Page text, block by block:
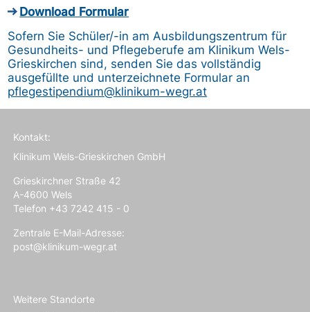
Download Formular
Sofern Sie Schüler/-in am Ausbildungszentrum für
Gesundheits- und Pflegeberufe am Klinikum Wels-
Grieskirchen sind, senden Sie das vollständig
ausgefüllte und unterzeichnete Formular an
pflegestipendium@klinikum-wegr.at
Kontakt:
Klinikum Wels-Grieskirchen GmbH
Grieskirchner Straße 42
A-4600 Wels
Telefon +43 7242 415 - 0
Zentrale E-Mail-Adresse:
post@klinikum-wegr.at
Weitere Standorte